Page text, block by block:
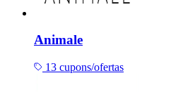
Animale
13 cupons/ofertas